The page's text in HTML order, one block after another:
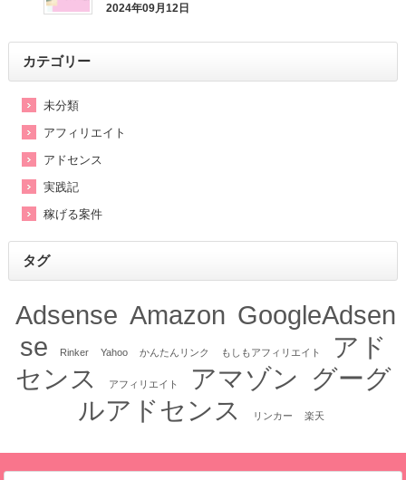
貼り方
2024年09月12日
カテゴリー
未分類
アフィリエイト
アドセンス
実践記
稼げる案件
タグ
Adsense Amazon GoogleAdsen
se
Rinker Yahoo かんたんリンク もしもアフィリエイト
アド
センス
アフィリエイト アマゾン グーグ
ルアドセンス
リンカー 楽天